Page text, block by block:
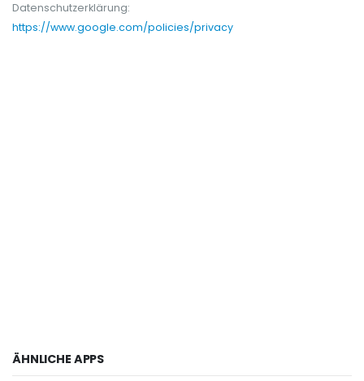
Datenschutzerklärung:
https://www.google.com/policies/privacy
ÄHNLICHE APPS